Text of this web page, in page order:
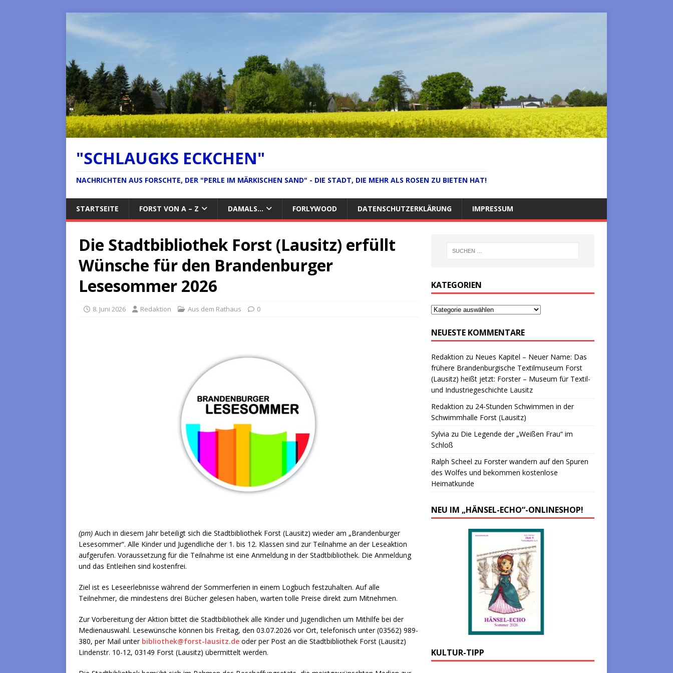
"SCHLAUGKS ECKCHEN"
NACHRICHTEN AUS FORSCHTE, DER "PERLE IM MÄRKISCHEN SAND" - DIE STADT, DIE MEHR ALS ROSEN ZU BIETEN HAT!
STARTSEITE FORST VON A – Z DAMALS… FORLYWOOD DATENSCHUTZERKLÄRUNG IMPRESSUM
Die Stadtbibliothek Forst (Lausitz) erfüllt
Wünsche für den Brandenburger
Lesesommer 2026
8. Juni 2026 Redaktion Aus dem Rathaus 0
(pm) Auch in diesem Jahr beteiligt sich die Stadtbibliothek Forst (Lausitz) wieder am „Brandenburger
Lesesommer“. Alle Kinder und Jugendliche der 1. bis 12. Klassen sind zur Teilnahme an der Leseaktion
aufgerufen. Voraussetzung für die Teilnahme ist eine Anmeldung in der Stadtbibliothek. Die Anmeldung
und das Entleihen sind kostenfrei.
Ziel ist es Leseerlebnisse während der Sommerferien in einem Logbuch festzuhalten. Auf alle
Teilnehmer, die mindestens drei Bücher gelesen haben, warten tolle Preise direkt zum Mitnehmen.
Zur Vorbereitung der Aktion bittet die Stadtbibliothek alle Kinder und Jugendlichen um Mithilfe bei der
Medienauswahl. Lesewünsche können bis Freitag, den 03.07.2026 vor Ort, telefonisch unter (03562) 989-
380, per Mail unter bibliothek@forst-lausitz.de oder per Post an die Stadtbibliothek Forst (Lausitz)
Lindenstr. 10-12, 03149 Forst (Lausitz) übermittelt werden.
KATEGORIEN
NEUESTE KOMMENTARE
Redaktion zu Neues Kapitel – Neuer Name: Das
frühere Brandenburgische Textilmuseum Forst
(Lausitz) heißt jetzt: Forster – Museum für Textil-
und Industriegeschichte Lausitz
Redaktion zu 24-Stunden Schwimmen in der
Schwimmhalle Forst (Lausitz)
Sylvia zu Die Legende der „Weißen Frau“ im
Schloß
Ralph Scheel zu Forster wandern auf den Spuren
des Wolfes und bekommen kostenlose
Heimatkunde
NEU IM „HÄNSEL-ECHO“-ONLINESHOP!
KULTUR-TIPP